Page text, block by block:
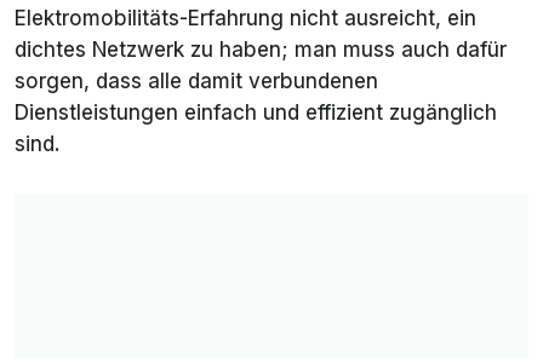
Elektromobilitäts-Erfahrung nicht ausreicht, ein
dichtes Netzwerk zu haben; man muss auch dafür
sorgen, dass alle damit verbundenen
Dienstleistungen einfach und effizient zugänglich
sind.